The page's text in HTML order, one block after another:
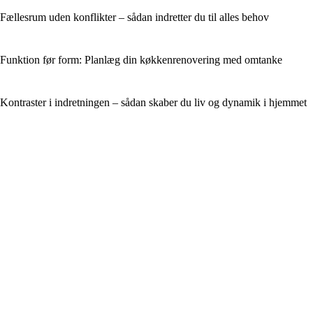
Fællesrum uden konflikter – sådan indretter du til alles behov
Funktion før form: Planlæg din køkkenrenovering med omtanke
Kontraster i indretningen – sådan skaber du liv og dynamik i hjemmet